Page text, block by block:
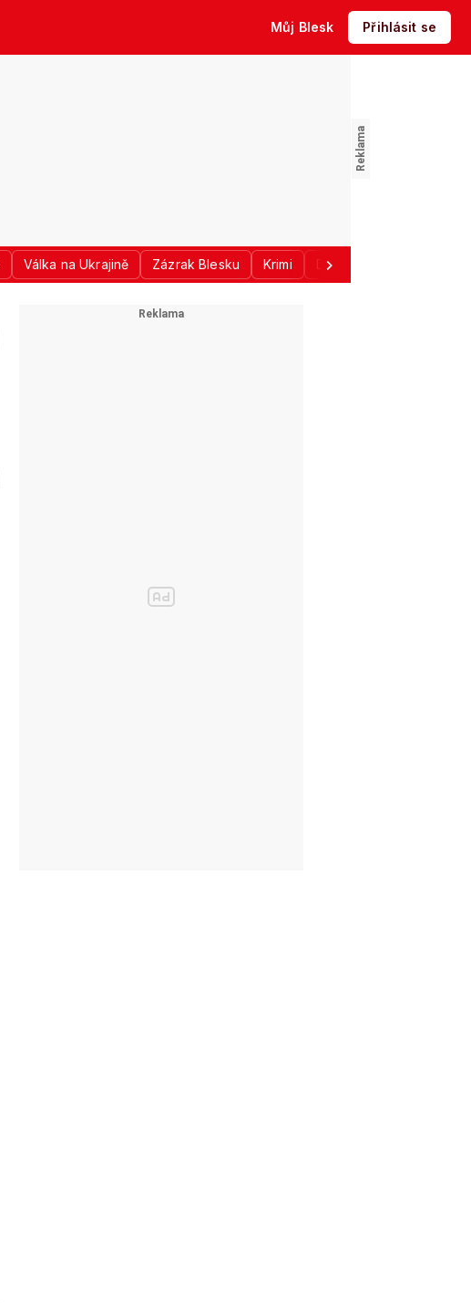
Můj Blesk Přihlásit se
Válka na Ukrajině Zázrak Blesku Krimi Donald Trump